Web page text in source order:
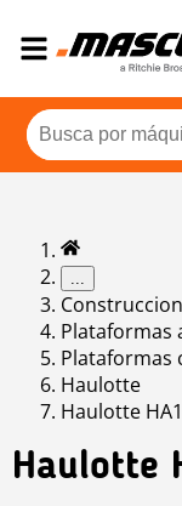
Plataformas
Plataformas
Haulotte
Haulotte
Haulotte